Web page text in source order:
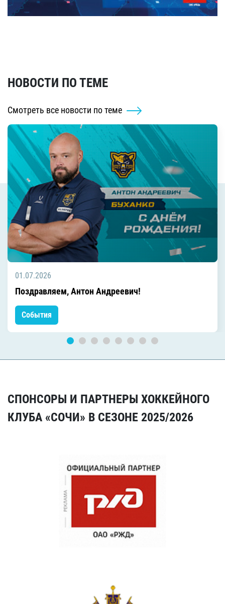
НОВОСТИ ПО ТЕМЕ
Смотреть все новости по теме
01.07.2026
Поздравляем, Антон Андреевич!
События
СПОНСОРЫ И ПАРТНЕРЫ ХОККЕЙНОГО
КЛУБА «СОЧИ» В СЕЗОНЕ 2025/2026